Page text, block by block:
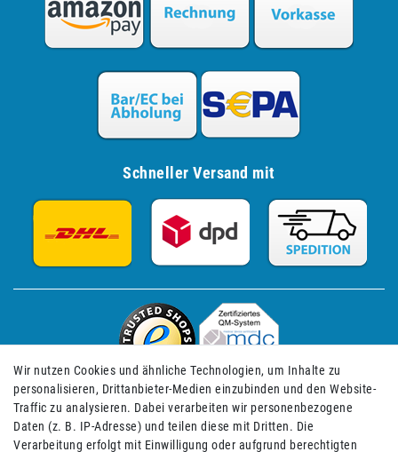
Schneller Versand mit
Wir nutzen Cookies und ähnliche Technologien, um Inhalte zu
personalisieren, Drittanbieter-Medien einzubinden und den Website-
Traffic zu analysieren. Dabei verarbeiten wir personenbezogene
Daten (z. B. IP-Adresse) und teilen diese mit Dritten. Die
Verarbeitung erfolgt mit Einwilligung oder aufgrund berechtigten